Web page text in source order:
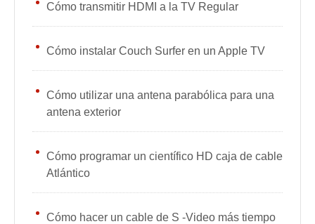
Cómo transmitir HDMI a la TV Regular
Cómo instalar Couch Surfer en un Apple TV
Cómo utilizar una antena parabólica para una
antena exterior
Cómo programar un científico HD caja de cable
Atlántico
Cómo hacer un cable de S -Video más tiempo